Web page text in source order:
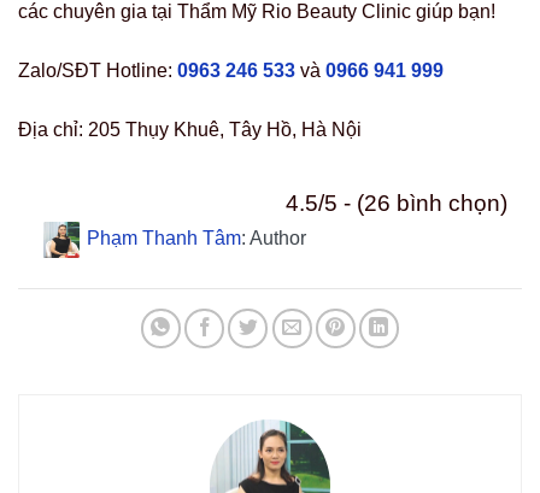
các chuyên gia tại Thẩm Mỹ Rio Beauty Clinic giúp bạn!
Zalo/SĐT Hotline: 0963 246 533 và 0966 941 999
Địa chỉ: 205 Thụy Khuê, Tây Hồ, Hà Nội
4.5/5 - (26 bình chọn)
Phạm Thanh Tâm: Author